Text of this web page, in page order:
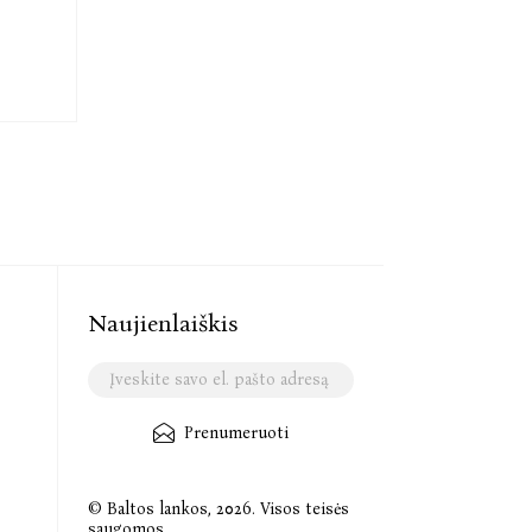
Naujienlaiškis
Prenumeruoti
© Baltos lankos, 2026. Visos teisės